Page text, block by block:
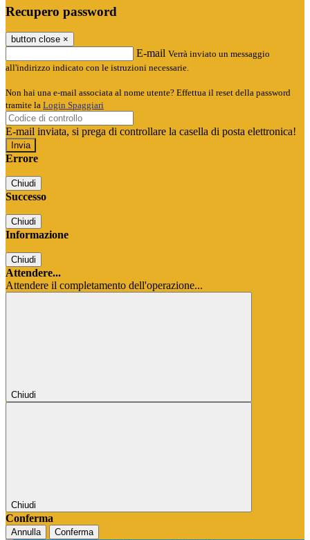
Recupero password
button close ×
E-mail Verrà inviato un messaggio
all'indirizzo indicato con le istruzioni necessarie.
Non hai una e-mail associata al nome utente? Effettua il reset della password
tramite la Login Spaggiari
E-mail inviata, si prega di controllare la casella di posta elettronica!
Errore
Chiudi
Successo
Chiudi
Informazione
Chiudi
Attendere...
Attendere il completamento dell'operazione...
Chiudi
Chiudi
Conferma
Annulla Conferma